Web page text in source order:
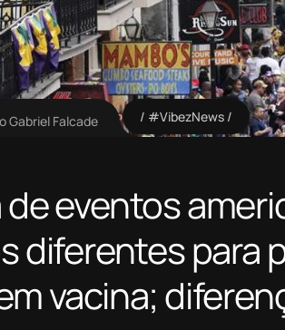
Gabriel Falcade #VibezNews
eventos
diferentes para
vacina;